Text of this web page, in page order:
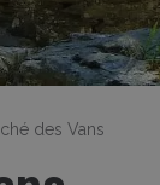
des Vans